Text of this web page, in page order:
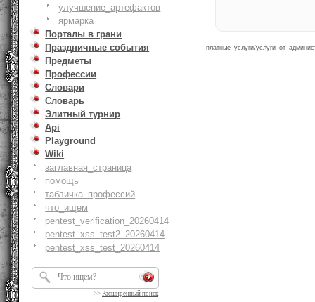
улучшение_артефактов
ярмарка
Порталы в грани
Праздничные события
Предметы
Профессии
Словари
Словарь
Элитный турнир
Api
Playground
Wiki
заглавная_страница
помощь
табличка_профессий
что_ищем
pentest_verification_20260414
pentest_xss_test2_20260414
pentest_xss_test_20260414
>> Расширенный поиск
платные_услуги/